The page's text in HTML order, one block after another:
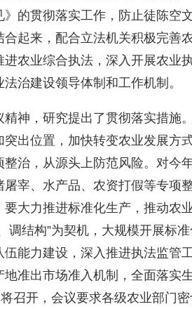
的贯彻落实工作，防止徒陈空
起来，配合立法机关积极完善
农业综合执法，深入开展农业
治建设领导体制和工作机制。
神，研究提出了贯彻落实措施
出位置，加快转变农业发展方
治，从源头上防范风险。对今
宰、水产品、农资打假等专项
大力推进标准化生产，推动农
结构”为契机，大规模开展标准
能力建设，深入推进执法监管工
准出市场准入机制，全面落实
召开，会议要求各级农业部门